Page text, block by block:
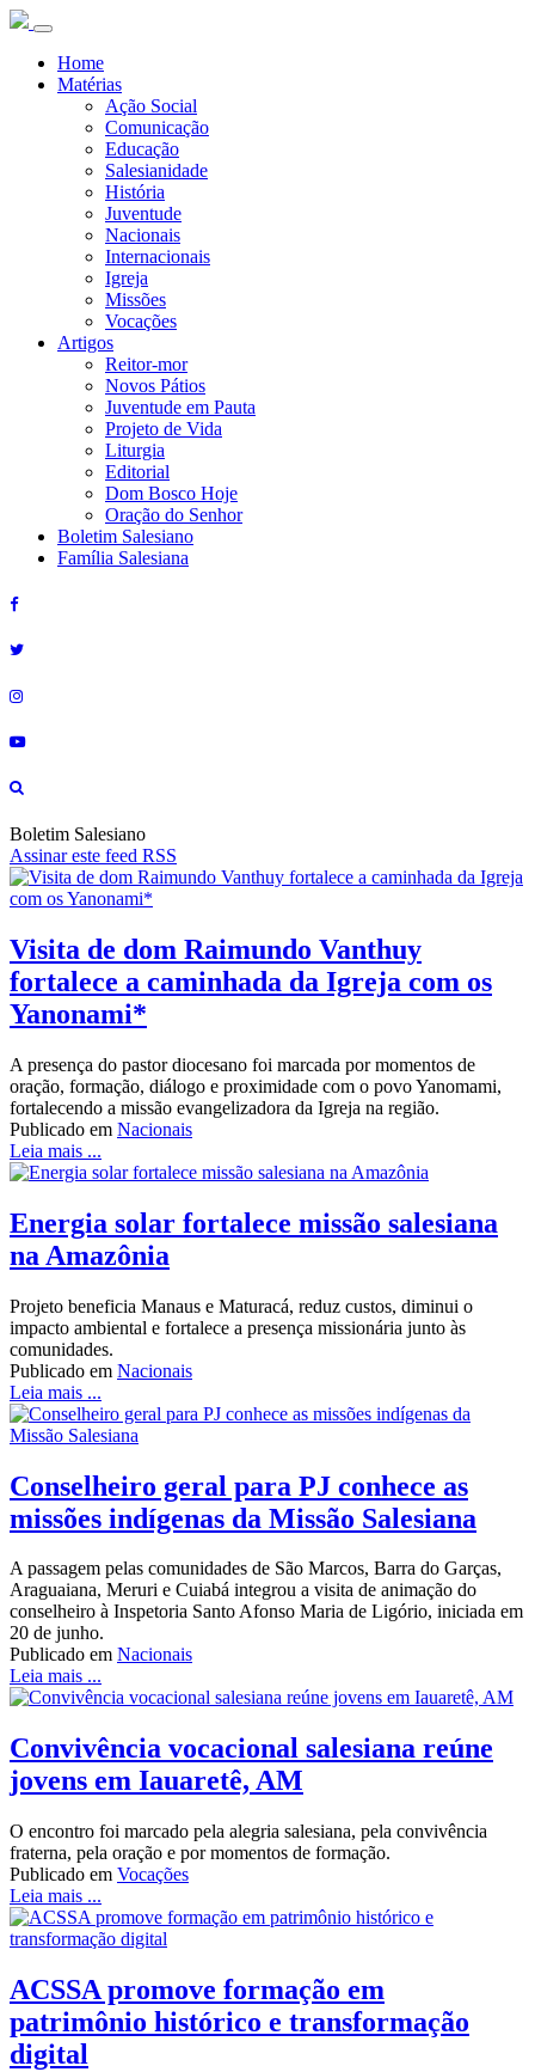
Home
Matérias
Ação Social
Comunicação
Educação
Salesianidade
História
Juventude
Nacionais
Internacionais
Igreja
Missões
Vocações
Artigos
Reitor-mor
Novos Pátios
Juventude em Pauta
Projeto de Vida
Liturgia
Editorial
Dom Bosco Hoje
Oração do Senhor
Boletim Salesiano
Família Salesiana
Boletim Salesiano
Assinar este feed RSS
Visita de dom Raimundo Vanthuy
fortalece a caminhada da Igreja com os
Yanonami*
A presença do pastor diocesano foi marcada por momentos de
oração, formação, diálogo e proximidade com o povo Yanomami,
fortalecendo a missão evangelizadora da Igreja na região.
Publicado em Nacionais
Leia mais ...
Energia solar fortalece missão salesiana
na Amazônia
Projeto beneficia Manaus e Maturacá, reduz custos, diminui o
impacto ambiental e fortalece a presença missionária junto às
comunidades.
Publicado em Nacionais
Leia mais ...
Conselheiro geral para PJ conhece as
missões indígenas da Missão Salesiana
A passagem pelas comunidades de São Marcos, Barra do Garças,
Araguaiana, Meruri e Cuiabá integrou a visita de animação do
conselheiro à Inspetoria Santo Afonso Maria de Ligório, iniciada em
20 de junho.
Publicado em Nacionais
Leia mais ...
Convivência vocacional salesiana reúne
jovens em Iauaretê, AM
O encontro foi marcado pela alegria salesiana, pela convivência
fraterna, pela oração e por momentos de formação.
Publicado em Vocações
Leia mais ...
ACSSA promove formação em
patrimônio histórico e transformação
digital